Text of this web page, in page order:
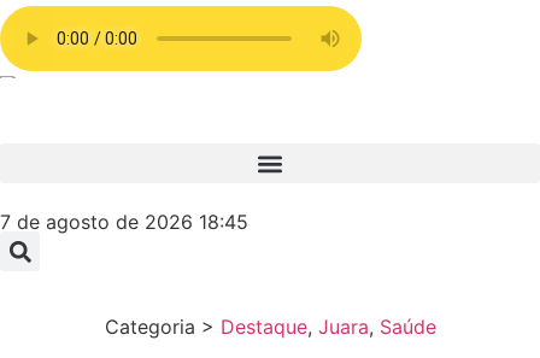
7 de agosto de 2026 18:45
Categoria > Destaque, Juara, Saúde